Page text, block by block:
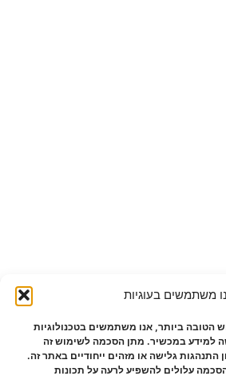
משתמשים בעוגיות
הטובה ביותר, אנו משתמשים בטכנולוגיות
למידע במכשיר. מתן הסכמה לשימוש זה
התנהגות גלישה או מזהים ייחודיים באתר זה.
עלולים להשפיע לרעה על תכונות